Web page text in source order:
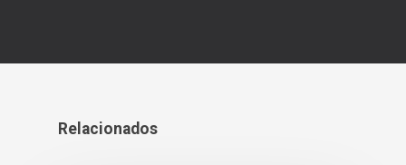
Relacionados